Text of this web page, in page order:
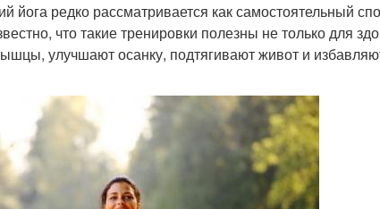
йога редко рассматривается как самостоятельный
что такие тренировки полезны не только для
улучшают осанку, подтягивают живот и